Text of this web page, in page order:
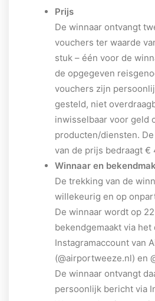
Prijs
De winnaar ontvangt
vouchers ter waarde
stuk – één voor de
de opgegeven
vouchers zijn
gesteld, niet
inwisselbaar voor geld
producten/diensten.
van de prijs bedraagt €
Winnaar en
De trekking van de
willekeurig en op
De winnaar wordt op
bekendgemaakt via het
Instagramaccount van
(@airportweeze.nl) en
De winnaar ontvangt
persoonlijk bericht via